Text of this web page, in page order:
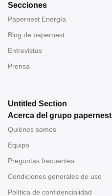
Secciones
Papernest Energía
Blog de papernest
Entrevistas
Prensa
Untitled Section
Acerca del grupo papernest
Quiénes somos
Equipo
Preguntas frecuentes
Condiciones generales de uso
Política de confidencialidad